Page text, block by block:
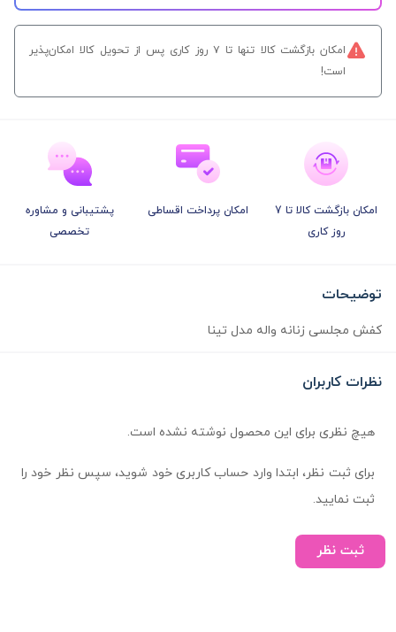
امکان بازگشت کالا تنها تا ۷ روز کاری پس از تحویل کالا امکان‌پذیر
است!
امکان بازگشت کالا تا 7
روز کاری
امکان پرداخت اقساطی
پشتیبانی و مشاوره
تخصصی
توضیحات
کفش مجلسی زنانه واله مدل تینا
نظرات کاربران
هیچ نظری برای این محصول نوشته نشده است.
برای ثبت نظر، ابتدا وارد حساب کاربری خود شوید، سپس نظر خود را
ثبت نمایید.
ثبت نظر